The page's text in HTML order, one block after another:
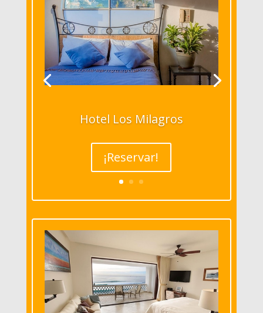
Hotel Los Milagros
¡Reservar!